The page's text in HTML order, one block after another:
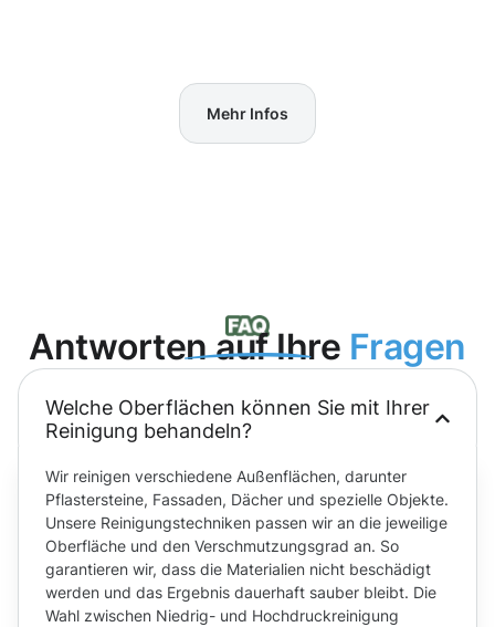
Mehr Infos
Antworten auf Ihre Fragen
Welche Oberflächen können Sie mit Ihrer
Reinigung behandeln?
Wir reinigen verschiedene Außenflächen, darunter
Pflastersteine, Fassaden, Dächer und spezielle Objekte.
Unsere Reinigungstechniken passen wir an die jeweilige
Oberfläche und den Verschmutzungsgrad an. So
garantieren wir, dass die Materialien nicht beschädigt
werden und das Ergebnis dauerhaft sauber bleibt. Die
Wahl zwischen Niedrig- und Hochdruckreinigung